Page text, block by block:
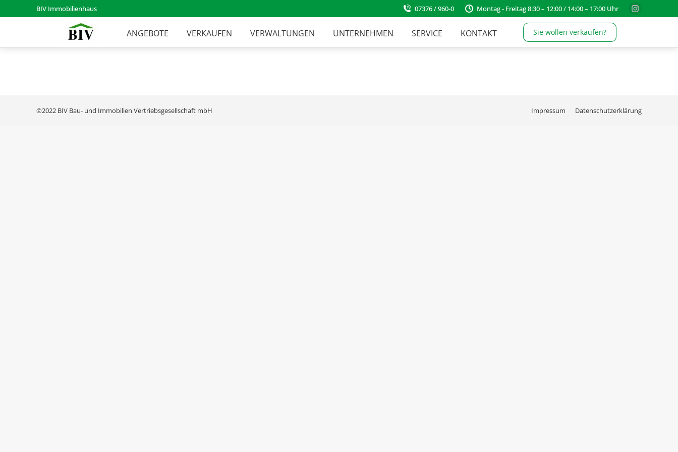
BIV Immobilienhaus 07376 / 960-0 Montag - Freitag 8:30 – 12:00 / 14:00 – 17:00 Uhr
Instagram
ANGEBOTE VERKAUFEN VERWALTUNGEN UNTERNEHMEN SERVICE KONTAKT Sie wollen verkaufen?
©2022 BIV Bau- und Immobilien Vertriebsgesellschaft mbH Impressum Datenschutzerklärung